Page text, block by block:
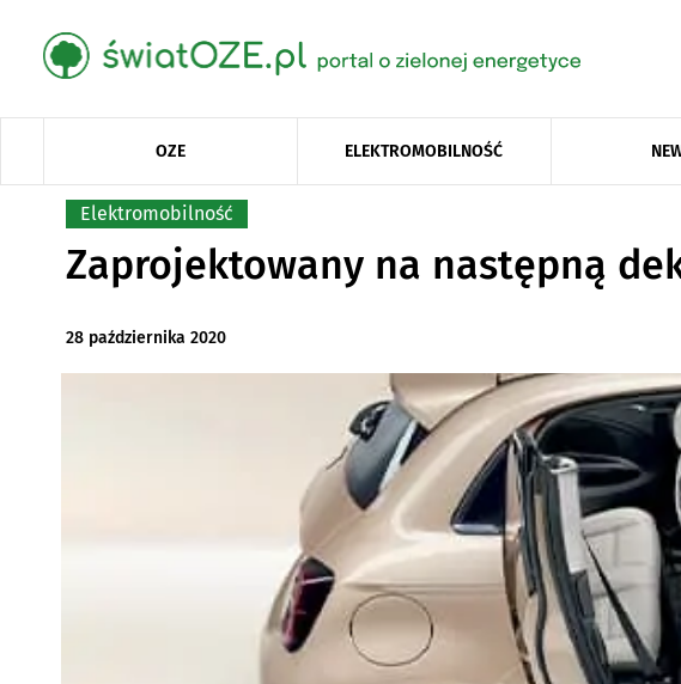
OZE ELEKTROMOBILNOŚĆ
Elektromobilność
Zaprojektowany na następną
28 października 2020